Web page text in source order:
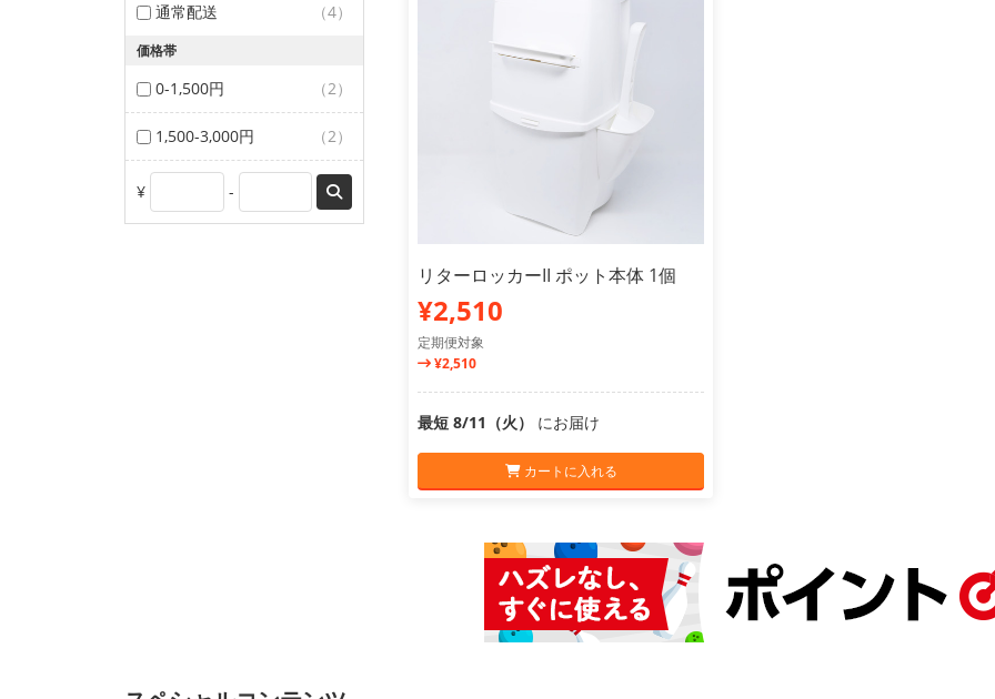
通常配送 （4）
価格帯
0-1,500円 （2）
1,500-3,000円 （2）
¥ -
リターロッカーII ポット本体 1個
¥2,510
定期便対象
¥2,510
最短 8/11（火） にお届け
カートに入れる